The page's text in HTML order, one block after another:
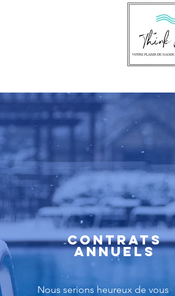
Contrats
annuels
Nous serions heureux de vous